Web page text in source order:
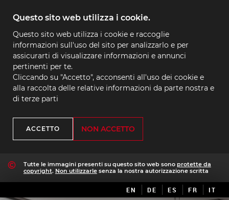
Questo sito web utilizza i cookie.
Questo sito web utilizza i cookie e raccoglie
informazioni sull'uso del sito per analizzarlo e per
assicurarti di visualizzare informazioni e annunci
pertinenti per te.
Cliccando su "Accetto", acconsenti all'uso dei cookie e
alla raccolta delle relative informazioni da parte nostra e
di terze parti
ACCETTO NON ACCETTO
Tutte le immagini presenti su questo sito web sono protette da
copyright. Non utilizzarlesenza la nostra autorizzazione scritta
EN DE ES FR IT